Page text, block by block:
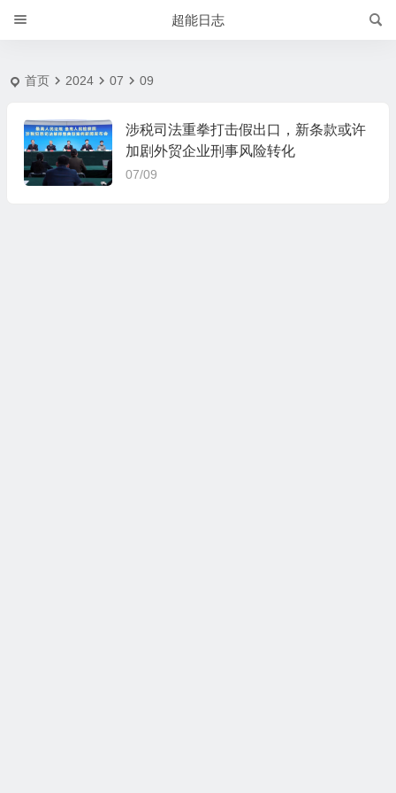
超能日志
首页 2024 07 09
涉税司法重拳打击假出口，新条款或许
加剧外贸企业刑事风险转化
07/09